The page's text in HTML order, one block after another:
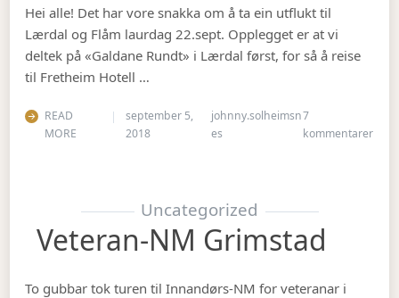
Hei alle! Det har vore snakka om å ta ein utflukt til
Lærdal og Flåm laurdag 22.sept. Opplegget er at vi
deltek på «Galdane Rundt» i Lærdal først, for så å reise
til Fretheim Hotell …
READ
MORE
september 5,
2018
johnny.solheimsn
es
7
kommentarertil
Uncategorized
Veteran-NM Grimstad
To gubbar tok turen til Innandørs-NM for veteranar i